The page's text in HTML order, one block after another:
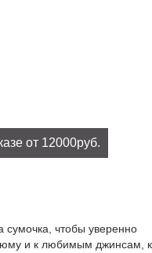
от 12000руб.
чтобы уверенно
и к любимым джинсам, к